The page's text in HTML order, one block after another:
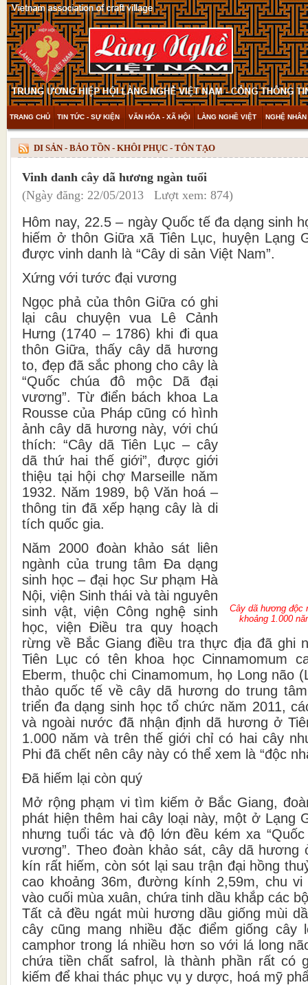
TRANG CHỦ TIN TỨC - SỰ KIỆN VĂN HÓA - XÃ HỘI LÀNG NGHỀ VIỆT NGHỆ
THAM KHẢO & KHÁM PHÁ VIDEO
DI SẢN - BẢO TỒN - KHÔI PHỤC - TÔN TẠO
Vinh danh cây dã hương ngàn tuổi
(Ngày đăng: 22/05/2013 Lượt xem: 874)
Hôm nay, 22.5 – ngày Quốc tế đa dạng sinh
hiếm ở thôn Giữa xã Tiên Lục, huyện Lạng
được vinh danh là “Cây di sản Việt Nam”.
Cây dã hương độc
khoảng 1.000
Xứng với tước đại vương
Ngọc phả của thôn Giữa có ghi
lại câu chuyện vua Lê Cảnh
Hưng (1740 – 1786) khi đi qua
thôn Giữa, thấy cây dã hương
to, đẹp đã sắc phong cho cây là
“Quốc chúa đô mộc Dã đại
vương”. Từ điển bách khoa La
Rousse của Pháp cũng có hình
ảnh cây dã hương này, với chú
thích: “Cây dã Tiên Lục – cây
dã thứ hai thế giới”, được giới
thiệu tại hội chợ Marseille năm
1932. Năm 1989, bộ Văn hoá –
thông tin đã xếp hạng cây là di
tích quốc gia.
Năm 2000 đoàn khảo sát liên
ngành của trung tâm Đa dạng
sinh học – đại học Sư phạm Hà
Nội, viện Sinh thái và tài nguyên
sinh vật, viện Công nghệ sinh
học, viện Điều tra quy hoạch
rừng về Bắc Giang điều tra thực địa đã ghi
Tiên Lục có tên khoa học Cinnamomum
Eberm, thuộc chi Cinamomum, họ Long não
thảo quốc tế về cây dã hương do trung
triển đa dạng sinh học tổ chức năm 2011,
và ngoài nước đã nhận định dã hương ở
1.000 năm và trên thế giới chỉ có hai cây
Phi đã chết nên cây này có thể xem là “độc
Đã hiếm lại còn quý
Mở rộng phạm vi tìm kiếm ở Bắc Giang,
phát hiện thêm hai cây loại này, một ở Lạng
nhưng tuổi tác và độ lớn đều kém xa
vương”. Theo đoàn khảo sát, cây dã hương
kín rất hiếm, còn sót lại sau trận đại hồng
cao khoảng 36m, đường kính 2,59m, chu
vào cuối mùa xuân, chứa tinh dầu khắp các
Tất cả đều ngát mùi hương dầu giống mùi
cây cũng mang nhiều đặc điểm giống cây
camphor trong lá nhiều hơn so với lá long
chứa tiền chất safrol, là thành phần rất có
kiếm để khai thác phục vụ y dược, hoá mỹ